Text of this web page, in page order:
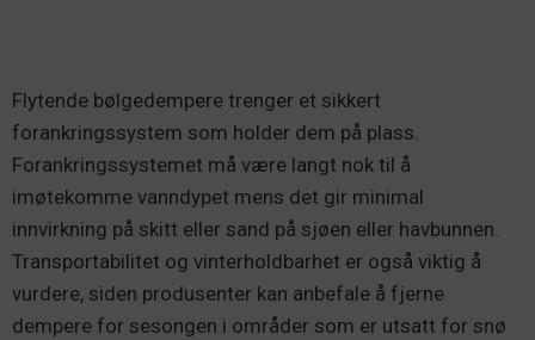
Flytende bølgedempere trenger et sikkert
forankringssystem som holder dem på plass.
Forankringssystemet må være langt nok til å
imøtekomme vanndypet mens det gir minimal
innvirkning på skitt eller sand på sjøen eller havbunnen.
Transportabilitet og vinterholdbarhet er også viktig å
vurdere, siden produsenter kan anbefale å fjerne
dempere for sesongen i områder som er utsatt for snø